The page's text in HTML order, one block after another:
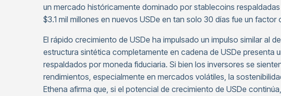
un mercado históricamente dominado por stablecoins
$3.1 mil millones en nuevos USDe en tan solo 30 días fue un
El rápido crecimiento de USDe ha impulsado un impulso similar al
estructura sintética completamente en cadena de USDe presenta
respaldados por moneda fiduciaria. Si bien los inversores se
rendimientos, especialmente en mercados volátiles, la
Ethena afirma que, si el potencial de crecimiento de USDe